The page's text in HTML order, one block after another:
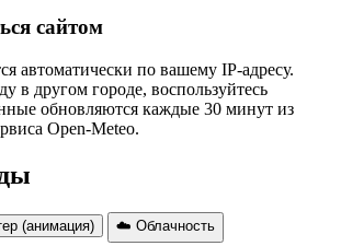
сайтом
автоматически по вашему IP-адресу.
в другом городе, воспользуйтесь
обновляются каждые 30 минут из
Open-Meteo.
(анимация)
☁️ Облачность